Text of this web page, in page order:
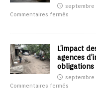
septembre
Commentaires fermés
L’impact
agences
obligations
septembre
Commentaires fermés